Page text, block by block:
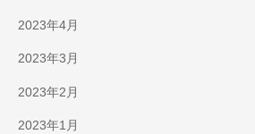
2023年4月
2023年3月
2023年2月
2023年1月